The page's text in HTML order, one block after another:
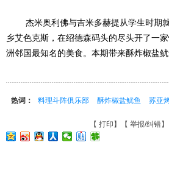
杰米奥利佛与吉米多赫提从学生时期就
乡艾色克斯，在绍德森码头的尽头开了一
洲邻国最知名的美食。本期带来酥炸椒盐
热词： 料理斗阵俱乐部 酥炸椒盐鱿鱼 苏亚
【 打印 】【 举报/纠错